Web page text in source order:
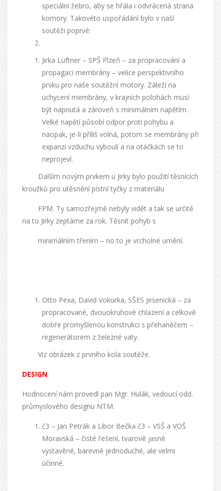
speciální žebro, aby se hřála i odvrácená strana
komory. Takovéto uspořádání bylo v naší
soutěži poprvé:
Jirka Lüftner – SPŠ Plzeň – za propracování a
propagaci membrány – velice perspektivního
prvku pro naše soutěžní motory. Záleží na
uchycení membrány, v krajních polohách musí
být napnutá a zároveň s minimálním napětím.
Velké napětí působí odpor proti pohybu a
naopak, je-li příliš volná, potom se membrány při
expanzi vzduchu vyboulí a na otáčkách se to
neprojeví.
Dalším novým prvkem u Jirky bylo použití těsnících
kroužků pro utěsnění pístní tyčky z materiálu
FPM. Ty samozřejmě nebyly vidět a tak se určitě
na to Jirky zeptáme za rok. Těsnit pohyb s
minimálním třením – no to je vrcholné umění.
Otto Pexa, David Vokurka, SŠES Jesenická – za
propracované, dvouokruhové chlazení a celkově
dobře promyšlenou konstrukci s přehaněčem –
regenerátorem z železné vaty.
Viz obrázek z prvního kola soutěže.
DESIGN
Hodnocení nám provedl pan Mgr. Hulák, vedoucí odd.
průmyslového designu NTM.
č3 – Jan Petrák a Libor Bečka č3 – VSŠ a VOŠ
Moravská – čisté řešení, tvarově jasně
vystavěné, barevně jednoduché, ale velmi
účinné.